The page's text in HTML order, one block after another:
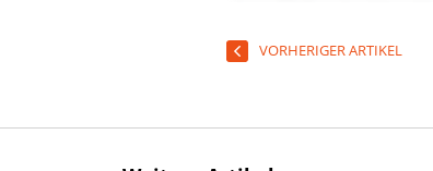
VORHERIGER ARTIKEL